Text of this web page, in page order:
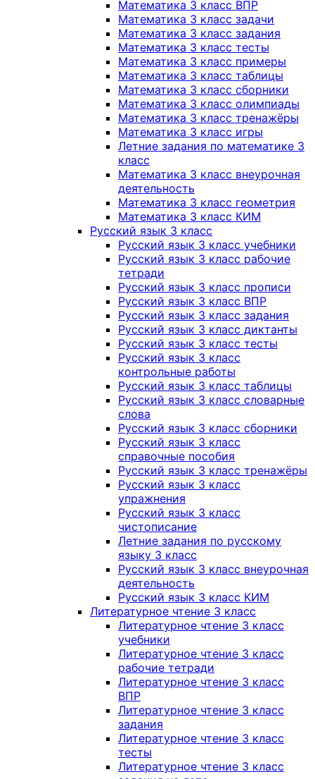
Математика 3 класс ВПР
Математика 3 класс задачи
Математика 3 класс задания
Математика 3 класс тесты
Математика 3 класс примеры
Математика 3 класс таблицы
Математика 3 класс сборники
Математика 3 класс олимпиады
Математика 3 класс тренажёры
Математика 3 класс игры
Летние задания по математике 3
класс
Математика 3 класс внеурочная
деятельность
Математика 3 класс геометрия
Математика 3 класс КИМ
Русский язык 3 класс
Русский язык 3 класс учебники
Русский язык 3 класс рабочие
тетради
Русский язык 3 класс прописи
Русский язык 3 класс ВПР
Русский язык 3 класс задания
Русский язык 3 класс диктанты
Русский язык 3 класс тесты
Русский язык 3 класс
контрольные работы
Русский язык 3 класс таблицы
Русский язык 3 класс словарные
слова
Русский язык 3 класс сборники
Русский язык 3 класс
справочные пособия
Русский язык 3 класс тренажёры
Русский язык 3 класс
упражнения
Русский язык 3 класс
чистописание
Летние задания по русскому
языку 3 класс
Русский язык 3 класс внеурочная
деятельность
Русский язык 3 класс КИМ
Литературное чтение 3 класс
Литературное чтение 3 класс
учебники
Литературное чтение 3 класс
рабочие тетради
Литературное чтение 3 класс
ВПР
Литературное чтение 3 класс
задания
Литературное чтение 3 класс
тесты
Литературное чтение 3 класс